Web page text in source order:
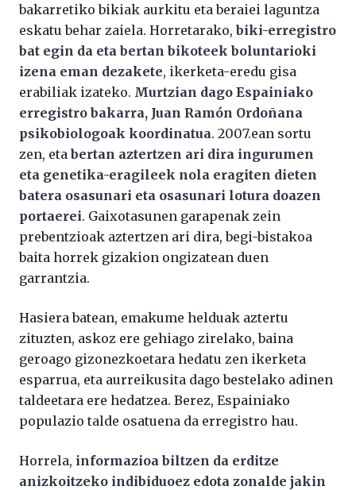
bakarretiko bikiak aurkitu eta beraiei laguntza
eskatu behar zaiela. Horretarako,biki-erregistro
bat egin da eta bertan bikoteek boluntarioki
izena eman dezakete, ikerketa-eredu gisa
erabiliak izateko. Murtzian dago Espainiako
erregistro bakarra, Juan Ramón Ordoñana
psikobiologoak koordinatua. 2007.ean sortu
zen, etabertan aztertzen ari dira ingurumen
eta genetika-eragileek nola eragiten dieten
batera osasunari eta osasunari lotura doazen
portaerei. Gaixotasunen garapenak zein
prebentzioak aztertzen ari dira, begi-bistakoa
baita horrek gizakion ongizatean duen
garrantzia.
Hasiera batean, emakume helduak aztertu
zituzten, askoz ere gehiago zirelako, baina
geroago gizonezkoetara hedatu zen ikerketa
esparrua, eta aurreikusita dago bestelako adinen
taldeetara ere hedatzea. Berez, Espainiako
populazio talde osatuena da erregistro hau.
Horrela, informazioa biltzen da erditze
anizkoitzeko indibiduoez edota zonalde jakin